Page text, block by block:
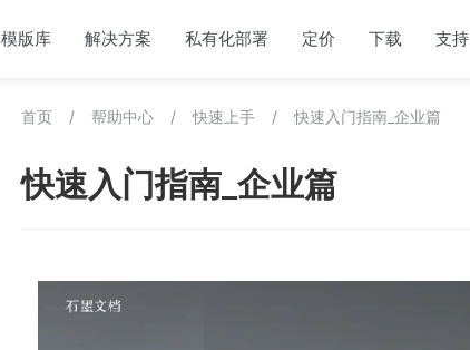
模版库 解决方案 私有化部署 定价 下载 支持
首页 / 帮助中心 / 快速上手 / 快速入门指南_企业篇
快速入门指南_企业篇